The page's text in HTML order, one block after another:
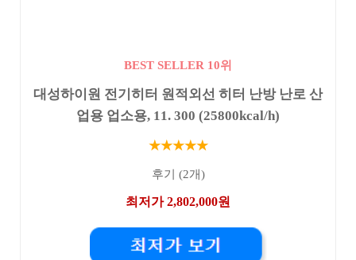
BEST SELLER 10위
대성하이원 전기히터 원적외선 히터 난방 난로 산
업용 업소용, 11. 300 (25800kcal/h)
★★★★★
후기 (2개)
최저가 2,802,000원